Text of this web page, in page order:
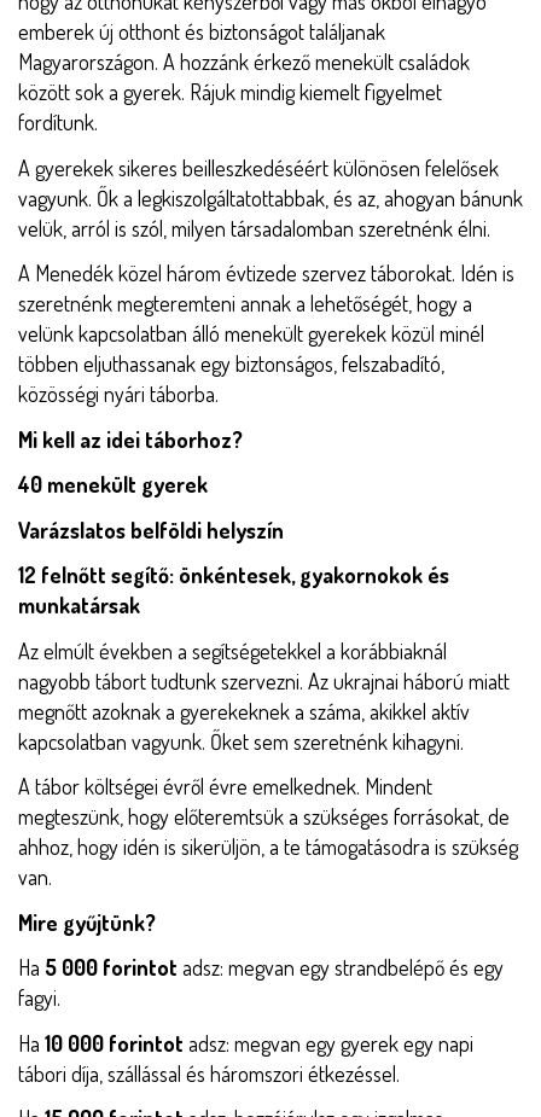
emberek új otthont és biztonságot találjanak
Magyarországon. A hozzánk érkező menekült családok
között sok a gyerek. Rájuk mindig kiemelt figyelmet
fordítunk.
A gyerekek sikeres beilleszkedéséért különösen felelősek
vagyunk. Ők a legkiszolgáltatottabbak, és az, ahogyan bánunk
velük, arról is szól, milyen társadalomban szeretnénk élni.
A Menedék közel három évtizede szervez táborokat. Idén is
szeretnénk megteremteni annak a lehetőségét, hogy a
velünk kapcsolatban álló menekült gyerekek közül minél
többen eljuthassanak egy biztonságos, felszabadító,
közösségi nyári táborba.
Mi kell az idei táborhoz?
40 menekült gyerek
Varázslatos belföldi helyszín
12 felnőtt segítő: önkéntesek, gyakornokok és
munkatársak
Az elmúlt években a segítségetekkel a korábbiaknál
nagyobb tábort tudtunk szervezni. Az ukrajnai háború miatt
megnőtt azoknak a gyerekeknek a száma, akikkel aktív
kapcsolatban vagyunk. Őket sem szeretnénk kihagyni.
A tábor költségei évről évre emelkednek. Mindent
megteszünk, hogy előteremtsük a szükséges forrásokat, de
ahhoz, hogy idén is sikerüljön, a te támogatásodra is szükség
van.
Mire gyűjtünk?
Ha 5 000 forintot adsz: megvan egy strandbelépő és egy
fagyi.
Ha 10 000 forintot adsz: megvan egy gyerek egy napi
tábori díja, szállással és háromszori étkezéssel.